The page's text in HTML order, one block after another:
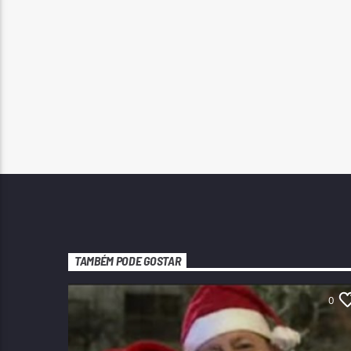
TAMBÉM PODE GOSTAR
0